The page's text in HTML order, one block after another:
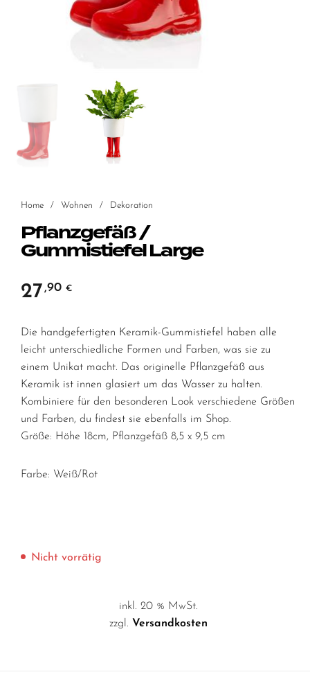
Home / Wohnen / Dekoration
Pflanzgefäß /
Gummistiefel Large
27,90 €
Die handgefertigten Keramik-Gummistiefel haben alle
leicht unterschiedliche Formen und Farben, was sie zu
einem Unikat macht. Das originelle Pflanzgefäß aus
Keramik ist innen glasiert um das Wasser zu halten.
Kombiniere für den besonderen Look verschiedene Größen
und Farben, du findest sie ebenfalls im Shop.
Größe: Höhe 18cm, Pflanzgefäß 8,5 x 9,5 cm
Farbe: Weiß/Rot
Nicht vorrätig
inkl. 20 % MwSt.
zzgl. Versandkosten